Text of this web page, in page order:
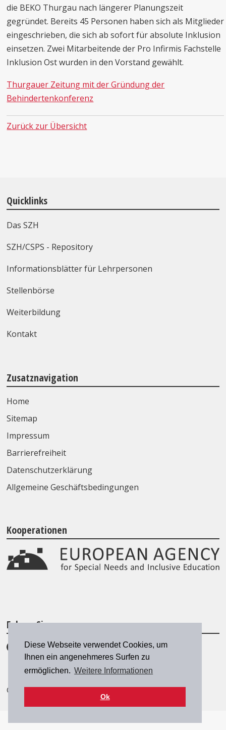
Diese Webseite verwendet Cookies, um
Ihnen ein angenehmeres Surfen zu
ermöglichen. Weitere Informationen
Ok
die BEKO Thurgau nach längerer Planungszeit
gegründet. Bereits 45 Personen haben sich als Mitglieder
eingeschrieben, die sich ab sofort für absolute Inklusion
einsetzen. Zwei Mitarbeitende der Pro Infirmis Fachstelle
Inklusion Ost wurden in den Vorstand gewählt.
Thurgauer Zeitung mit der Gründung der
Behindertenkonferenz
Zurück zur Übersicht
Quicklinks
Das SZH
SZH/CSPS - Repository
Informationsblätter für Lehrpersonen
Stellenbörse
Weiterbildung
Kontakt
Zusatznavigation
Home
Sitemap
Impressum
Barrierefreiheit
Datenschutzerklärung
Allgemeine Geschäftsbedingungen
Kooperationen
Folgen Sie uns
© 2026 SZH/CSPS|szh@szh.ch